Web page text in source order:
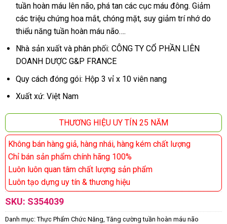
tuần hoàn máu lên não, phá tan các cục máu đông. Giảm
các triệu chứng hoa mắt, chóng mặt, suy giảm trí nhớ do
thiểu năng tuần hoàn máu não….
Nhà sản xuất và phân phối: CÔNG TY CỔ PHẦN LIÊN
DOANH DƯỢC G&P FRANCE
Quy cách đóng gói: Hộp 3 vỉ x 10 viên nang
Xuất xứ: Việt Nam
THƯƠNG HIỆU UY TÍN 25 NĂM
Không bán hàng giả, hàng nhái, hàng kém chất lượng
Chỉ bán sản phẩm chính hãng 100%
Luôn luôn quan tâm chất lượng sản phẩm
Luôn tạo dựng uy tín & thương hiệu
SKU: S354039
Danh mục: Thực Phẩm Chức Năng, Tăng cường tuần hoàn máu não